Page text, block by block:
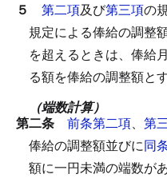
５ 第二項及び第三項の
規定による俸給の調整
を超えるときは、俸給
る額を俸給の調整額とす
（端数計算）
第二条 前条第二項、 第
俸給の調整額並びに同
額に一円未満の端数が